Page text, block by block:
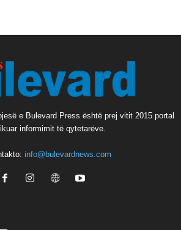
e Bulevard Press është prej vitit 2015 portal
informimit të qytetarëve.
info@bulevardnews.com